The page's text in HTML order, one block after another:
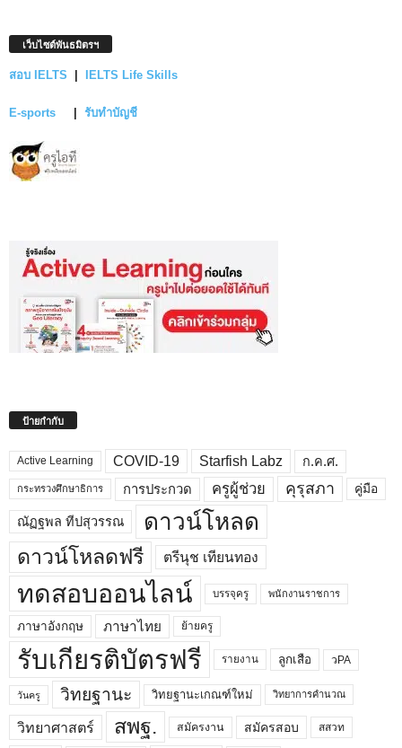
เว็บไซต์พันธมิตรฯ
สอบ IELTS | IELTS Life Skills
E-sports | รับทำบัญชี
ป้ายกำกับ
Active Learning COVID-19 Starfish Labz ก.ค.ศ.
กระทรวงศึกษาธิการ การประกวด ครูผู้ช่วย คุรุสภา คู่มือ
ณัฏฐพล ทีปสุวรรณ ดาวน์โหลด
ดาวน์โหลดฟรี ตรีนุช เทียนทอง
ทดสอบออนไลน์ บรรจุครู พนักงานราชการ
ภาษาอังกฤษ ภาษาไทย ย้ายครู
รับเกียรติบัตรฟรี รายงาน ลูกเสือ วPA
วันครู วิทยฐานะ วิทยฐานะเกณฑ์ใหม่ วิทยาการคำนวณ
วิทยาศาสตร์ สพฐ. สมัครงาน สมัครสอบ สสวท